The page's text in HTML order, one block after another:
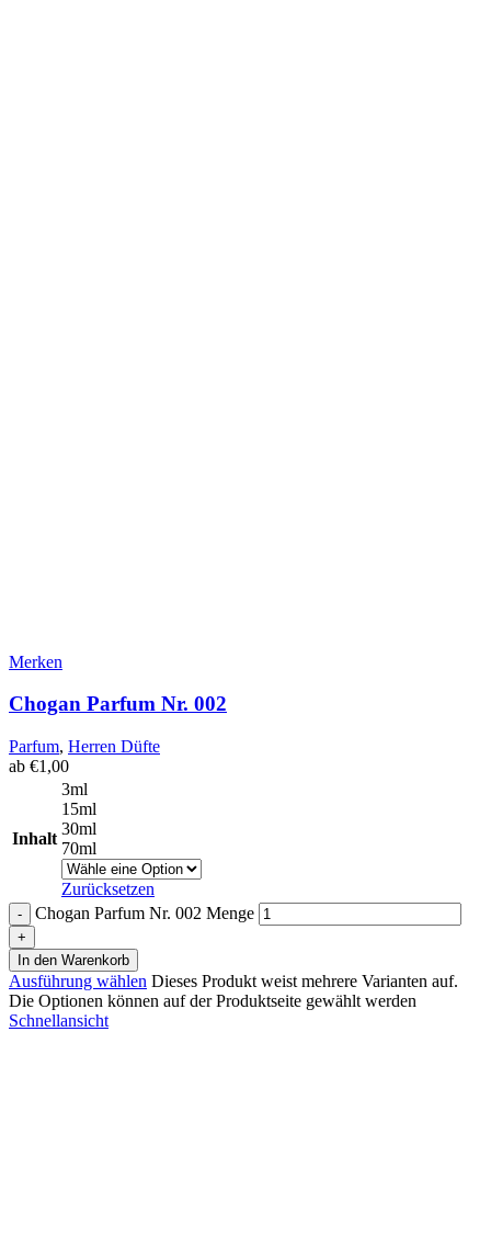
Merken
Chogan Parfum Nr. 002
Parfum, Herren Düfte
ab €1,00
Inhalt
3ml
15ml
30ml
70ml
Zurücksetzen
Chogan Parfum Nr. 002 Menge
In den Warenkorb
Ausführung wählen Dieses Produkt weist mehrere Varianten auf.
Die Optionen können auf der Produktseite gewählt werden
Schnellansicht